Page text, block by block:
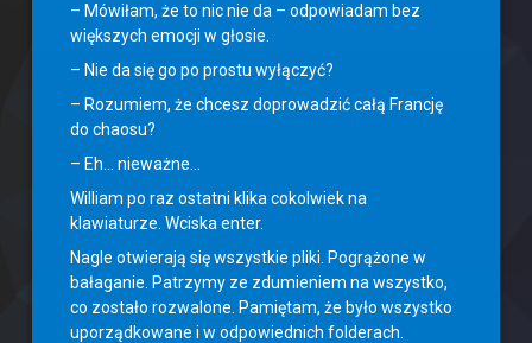
– Mówiłam, że to nic nie da – odpowiadam bez
większych emocji w głosie.
– Nie da się go po prostu wyłączyć?
– Rozumiem, że chcesz doprowadzić całą Francję
do chaosu?
– Eh… nieważne…
William po raz ostatni klika cokolwiek na
klawiaturze. Wciska enter.
Nagle otwierają się wszystkie pliki. Pogrążone w
bałaganie. Patrzymy ze zdumieniem na wszystko,
co zostało rozwalone. Pamiętam, że było wszystko
uporządkowane i w odpowiednich folderach.